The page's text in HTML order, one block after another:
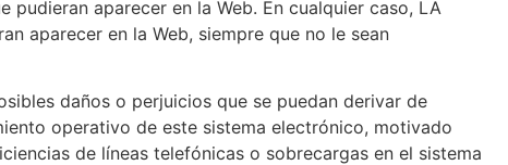
aparecer en la Web. En cualquier caso, LA
aparecer en la Web, siempre que no le sean
daños o perjuicios que se puedan derivar de
operativo de este sistema electrónico, motivado
de líneas telefónicas o sobrecargas en el sistema